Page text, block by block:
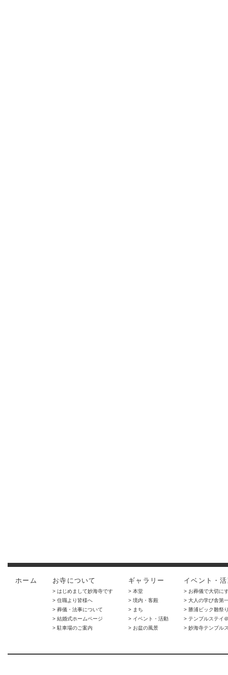
ホーム お寺について
> はじめまして妙海寺です
> 住職より皆様へ
> 葬儀・法事について
> 結婚式ホームページ
> 駐車場のご案内
ギャラリー
> 本堂
> 境内・客殿
> まち
> イベント・活動
> お盆の風景
イベント・
> お葬儀で大切に
> 大人の学び舎第
> 勝浦ビック雛祭
> テンプルステイ
> 妙海寺テンプル